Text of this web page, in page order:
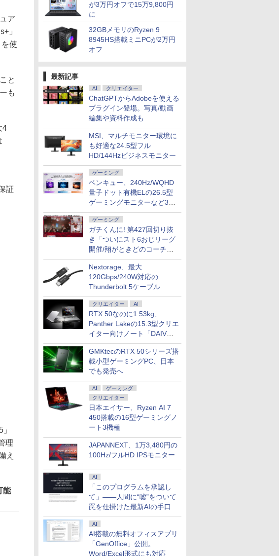
が3万円オフで15万9,800円
に
32GBメモリのRyzen 9
8945HS搭載ミニPCが2万円
オフ
最新記事
AI クリエイター
ChatGPTからAdobeを使える
プラグイン登場。写真/動画
編集や資料作成も
MSI、マルチモニター環境に
も好適な24.5型フル
HD/144Hzビジネスモニター
ゲーミング
ベンキュー、240Hz/WQHD
量子ドット有機ELの26.5型
ゲーミングモニターなど3機
種
ゲーミング
ガチくんに! 第427回切り抜
き「ついにスト6おじリーグ
開催/翔がときどのコーチ就
任など」
Nextorage、最大
120Gbps/240W対応の
Thunderbolt 5ケーブル
クリエイター AI
RTX 50なのに1.53kg、
Panther Lakeの15.3型クリエ
イター向けノート「DAIV
Z5」
GMKtecのRTX 50シリーズ搭
載小型ゲーミングPC、日本
でも発売へ
AI
ゲーミング
クリエイター
日本エイサー、Ryzen AI 7
450搭載の16型ゲーミングノ
ート3機種
JAPANNEXT、1万3,480円の
100Hz/フルHD IPSモニター
AI
「このプログラムを承認し
て」――人間に“嘘”をついて
罠を仕掛けた最新AIの手口
AI
AI搭載の無料オフィスアプリ
「GenOffice」公開。
Word/Excel形式にも対応
ア
」
使
と
も
4
証
理
え
能